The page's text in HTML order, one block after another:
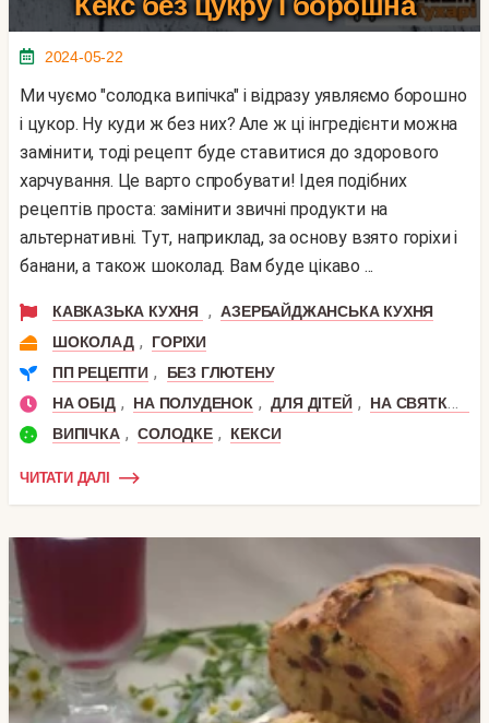
2024-05-22
Ми чуємо "солодка випічка" і відразу уявляємо борошно
і цукор. Ну куди ж без них? Але ж ці інгредієнти можна
замінити, тоді рецепт буде ставитися до здорового
харчування. Це варто спробувати! Ідея подібних
рецептів проста: замінити звичні продукти на
альтернативні. Тут, наприклад, за основу взято горіхи і
банани, а також шоколад. Вам буде цікаво ...
КАВКАЗЬКА КУХНЯ , АЗЕРБАЙДЖАНСЬКА КУХНЯ
ШОКОЛАД ,
ГОРІХИ
ПП РЕЦЕПТИ ,
БЕЗ ГЛЮТЕНУ
НА ОБІД , НА ПОЛУДЕНОК , ДЛЯ ДІТЕЙ ,
НА СВЯТКОВИЙ СТІЛ
ВИПІЧКА , СОЛОДКЕ , КЕКСИ
ЧИТАТИ ДАЛІ